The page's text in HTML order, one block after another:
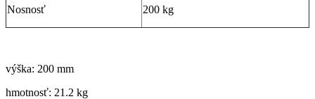
Nosnosť 200 kg
výška: 200 mm
hmotnosť: 21.2 kg